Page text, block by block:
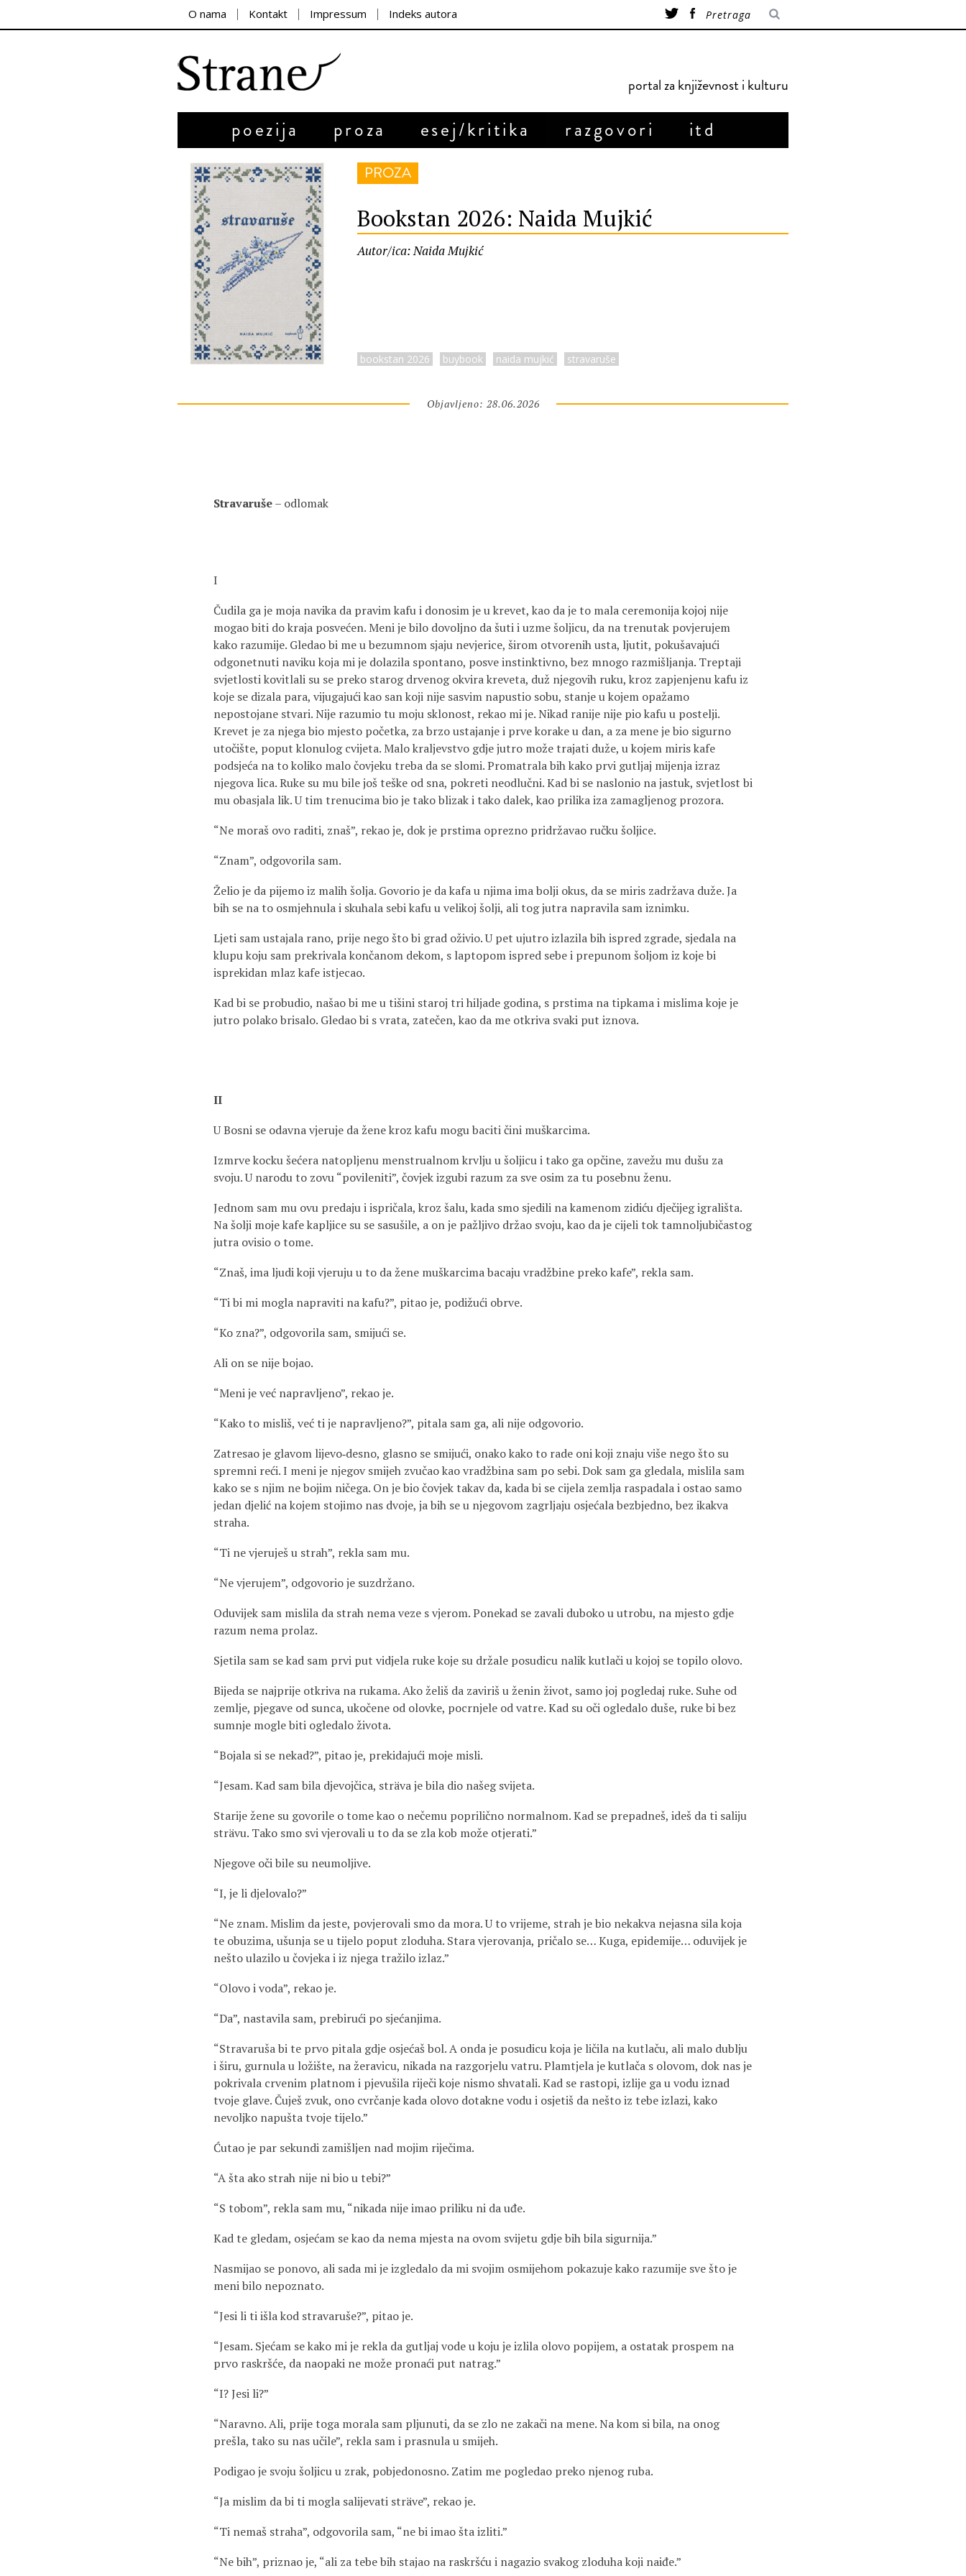
O nama Kontakt Impressum Indeks autora
portal za književnost i kulturu
poezija proza esej/kritika razgovori itd
PROZA
Bookstan 2026: Naida Mujkić
Autor/ica: Naida Mujkić
bookstan 2026 buybook naida mujkić stravaruše
Objavljeno: 28.06.2026
Stravaruše– odlomak
I
Čudila ga je moja navika da pravim kafu i donosim je u krevet, kao da je to mala ceremonija kojoj nije
mogao biti do kraja posvećen. Meni je bilo dovoljno da šuti i uzme šoljicu, da na trenutak povjerujem
kako razumije. Gledao bi me u bezumnom sjaju nevjerice, širom otvorenih usta, ljutit, pokušavajući
odgonetnuti naviku koja mi je dolazila spontano, posve instinktivno, bez mnogo razmišljanja. Treptaji
svjetlosti kovitlali su se preko starog drvenog okvira kreveta, duž njegovih ruku, kroz zapjenjenu kafu iz
koje se dizala para, vijugajući kao san koji nije sasvim napustio sobu, stanje u kojem opažamo
nepostojane stvari. Nije razumio tu moju sklonost, rekao mi je. Nikad ranije nije pio kafu u postelji.
Krevet je za njega bio mjesto početka, za brzo ustajanje i prve korake u dan, a za mene je bio sigurno
utočište, poput klonulog cvijeta. Malo kraljevstvo gdje jutro može trajati duže, u kojem miris kafe
podsjeća na to koliko malo čovjeku treba da se slomi. Promatrala bih kako prvi gutljaj mijenja izraz
njegova lica. Ruke su mu bile još teške od sna, pokreti neodlučni. Kad bi se naslonio na jastuk, svjetlost bi
mu obasjala lik. U tim trenucima bio je tako blizak i tako dalek, kao prilika iza zamagljenog prozora.
“Ne moraš ovo raditi, znaš”, rekao je, dok je prstima oprezno pridržavao ručku šoljice.
“Znam”, odgovorila sam.
Želio je da pijemo iz malih šolja. Govorio je da kafa u njima ima bolji okus, da se miris zadržava duže. Ja
bih se na to osmjehnula i skuhala sebi kafu u velikoj šolji, ali tog jutra napravila sam iznimku.
Ljeti sam ustajala rano, prije nego što bi grad oživio. U pet ujutro izlazila bih ispred zgrade, sjedala na
klupu koju sam prekrivala končanom dekom, s laptopom ispred sebe i prepunom šoljom iz koje bi
isprekidan mlaz kafe istjecao.
Kad bi se probudio, našao bi me u tišini staroj tri hiljade godina, s prstima na tipkama i mislima koje je
jutro polako brisalo. Gledao bi s vrata, zatečen, kao da me otkriva svaki put iznova.
II
U Bosni se odavna vjeruje da žene kroz kafu mogu baciti čini muškarcima.
Izmrve kocku šećera natopljenu menstrualnom krvlju u šoljicu i tako ga opčine, zavežu mu dušu za
svoju. U narodu to zovu “povileniti”, čovjek izgubi razum za sve osim za tu posebnu ženu.
Jednom sam mu ovu predaju i ispričala, kroz šalu, kada smo sjedili na kamenom zidiću dječijeg igrališta.
Na šolji moje kafe kapljice su se sasušile, a on je pažljivo držao svoju, kao da je cijeli tok tamnoljubičastog
jutra ovisio o tome.
“Znaš, ima ljudi koji vjeruju u to da žene muškarcima bacaju vradžbine preko kafe”, rekla sam.
“Ti bi mi mogla napraviti na kafu?”, pitao je, podižući obrve.
“Ko zna?”, odgovorila sam, smijući se.
Ali on se nije bojao.
“Meni je već napravljeno”, rekao je.
“Kako to misliš, već ti je napravljeno?”, pitala sam ga, ali nije odgovorio.
Zatresao je glavom lijevo‑desno, glasno se smijući, onako kako to rade oni koji znaju više nego što su
spremni reći. I meni je njegov smijeh zvučao kao vradžbina sam po sebi. Dok sam ga gledala, mislila sam
kako se s njim ne bojim ničega. On je bio čovjek takav da, kada bi se cijela zemlja raspadala i ostao samo
jedan djelić na kojem stojimo nas dvoje, ja bih se u njegovom zagrljaju osjećala bezbjedno, bez ikakva
straha.
“Ti ne vjeruješ u strah”, rekla sam mu.
“Ne vjerujem”, odgovorio je suzdržano.
Oduvijek sam mislila da strah nema veze s vjerom. Ponekad se zavali duboko u utrobu, na mjesto gdje
razum nema prolaz.
Sjetila sam se kad sam prvi put vidjela ruke koje su držale posudicu nalik kutlači u kojoj se topilo olovo.
Bijeda se najprije otkriva na rukama. Ako želiš da zaviriš u ženin život, samo joj pogledaj ruke. Suhe od
zemlje, pjegave od sunca, ukočene od olovke, pocrnjele od vatre. Kad su oči ogledalo duše, ruke bi bez
sumnje mogle biti ogledalo života.
“Bojala si se nekad?”, pitao je, prekidajući moje misli.
“Jesam. Kad sam bila djevojčica, sträva je bila dio našeg svijeta.
Starije žene su govorile o tome kao o nečemu poprilično normalnom. Kad se prepadneš, ideš da ti saliju
strävu. Tako smo svi vjerovali u to da se zla kob može otjerati.”
Njegove oči bile su neumoljive.
“I, je li djelovalo?”
“Ne znam. Mislim da jeste, povjerovali smo da mora. U to vrijeme, strah je bio nekakva nejasna sila koja
te obuzima, ušunja se u tijelo poput zloduha. Stara vjerovanja, pričalo se… Kuga, epidemije… oduvijek je
nešto ulazilo u čovjeka i iz njega tražilo izlaz.”
“Olovo i voda”, rekao je.
“Da”, nastavila sam, prebirući po sjećanjima.
“Stravaruša bi te prvo pitala gdje osjećaš bol. A onda je posudicu koja je ličila na kutlaču, ali malo dublju
i širu, gurnula u ložište, na žeravicu, nikada na razgorjelu vatru. Plamtjela je kutlača s olovom, dok nas je
pokrivala crvenim platnom i pjevušila riječi koje nismo shvatali. Kad se rastopi, izlije ga u vodu iznad
tvoje glave. Čuješ zvuk, ono cvrčanje kada olovo dotakne vodu i osjetiš da nešto iz tebe izlazi, kako
nevoljko napušta tvoje tijelo.”
Ćutao je par sekundi zamišljen nad mojim riječima.
“A šta ako strah nije ni bio u tebi?”
“S tobom”, rekla sam mu, “nikada nije imao priliku ni da uđe.
Kad te gledam, osjećam se kao da nema mjesta na ovom svijetu gdje bih bila sigurnija.”
Nasmijao se ponovo, ali sada mi je izgledalo da mi svojim osmijehom pokazuje kako razumije sve što je
meni bilo nepoznato.
“Jesi li ti išla kod stravaruše?”, pitao je.
“Jesam. Sjećam se kako mi je rekla da gutljaj vode u koju je izlila olovo popijem, a ostatak prospem na
prvo raskršće, da naopaki ne može pronaći put natrag.”
“I? Jesi li?”
“Naravno. Ali, prije toga morala sam pljunuti, da se zlo ne zakači na mene. Na kom si bila, na onog
prešla, tako su nas učile”, rekla sam i prasnula u smijeh.
Podigao je svoju šoljicu u zrak, pobjedonosno. Zatim me pogledao preko njenog ruba.
“Ja mislim da bi ti mogla salijevati sträve”, rekao je.
“Ti nemaš straha”, odgovorila sam, “ne bi imao šta izliti.”
“Ne bih”, priznao je, “ali za tebe bih stajao na raskršću i nagazio svakog zloduha koji naiđe.”